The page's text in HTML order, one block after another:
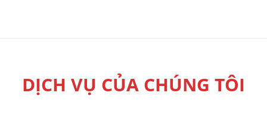
DỊCH VỤ CỦA CHÚNG TÔI